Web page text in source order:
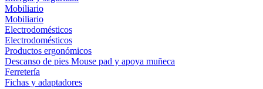
Mobiliario
Mobiliario
Electrodomésticos
Electrodomésticos
Productos ergonómicos
Descanso de pies Mouse pad y apoya muñeca
Ferretería
Fichas y adaptadores